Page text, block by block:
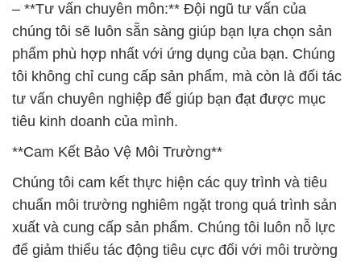
– **Tư vấn chuyên môn:** Đội ngũ tư vấn của
chúng tôi sẽ luôn sẵn sàng giúp bạn lựa chọn sản
phẩm phù hợp nhất với ứng dụng của bạn. Chúng
tôi không chỉ cung cấp sản phẩm, mà còn là đối tác
tư vấn chuyên nghiệp để giúp bạn đạt được mục
tiêu kinh doanh của mình.
**Cam Kết Bảo Vệ Môi Trường**
Chúng tôi cam kết thực hiện các quy trình và tiêu
chuẩn môi trường nghiêm ngặt trong quá trình sản
xuất và cung cấp sản phẩm. Chúng tôi luôn nỗ lực
để giảm thiểu tác động tiêu cực đối với môi trường